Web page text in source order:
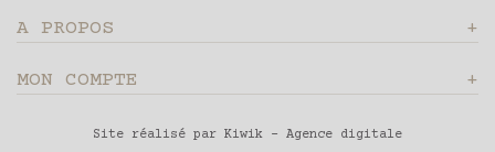
A PROPOS
MON COMPTE
Site réalisé par Kiwik - Agence digitale